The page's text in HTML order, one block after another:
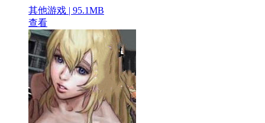
其他游戏 | 95.1MB
查看